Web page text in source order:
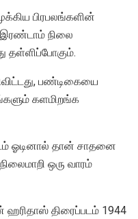
பிரபலங்களின்
இரண்டாம் நிலை
தள்ளிப்போகும்.
பண்டிகையை
களமிறங்க
ஓடினால் தான் சாதனை
ஒரு வாரம்
ஹரிதாஸ் திரைப்படம் 1944